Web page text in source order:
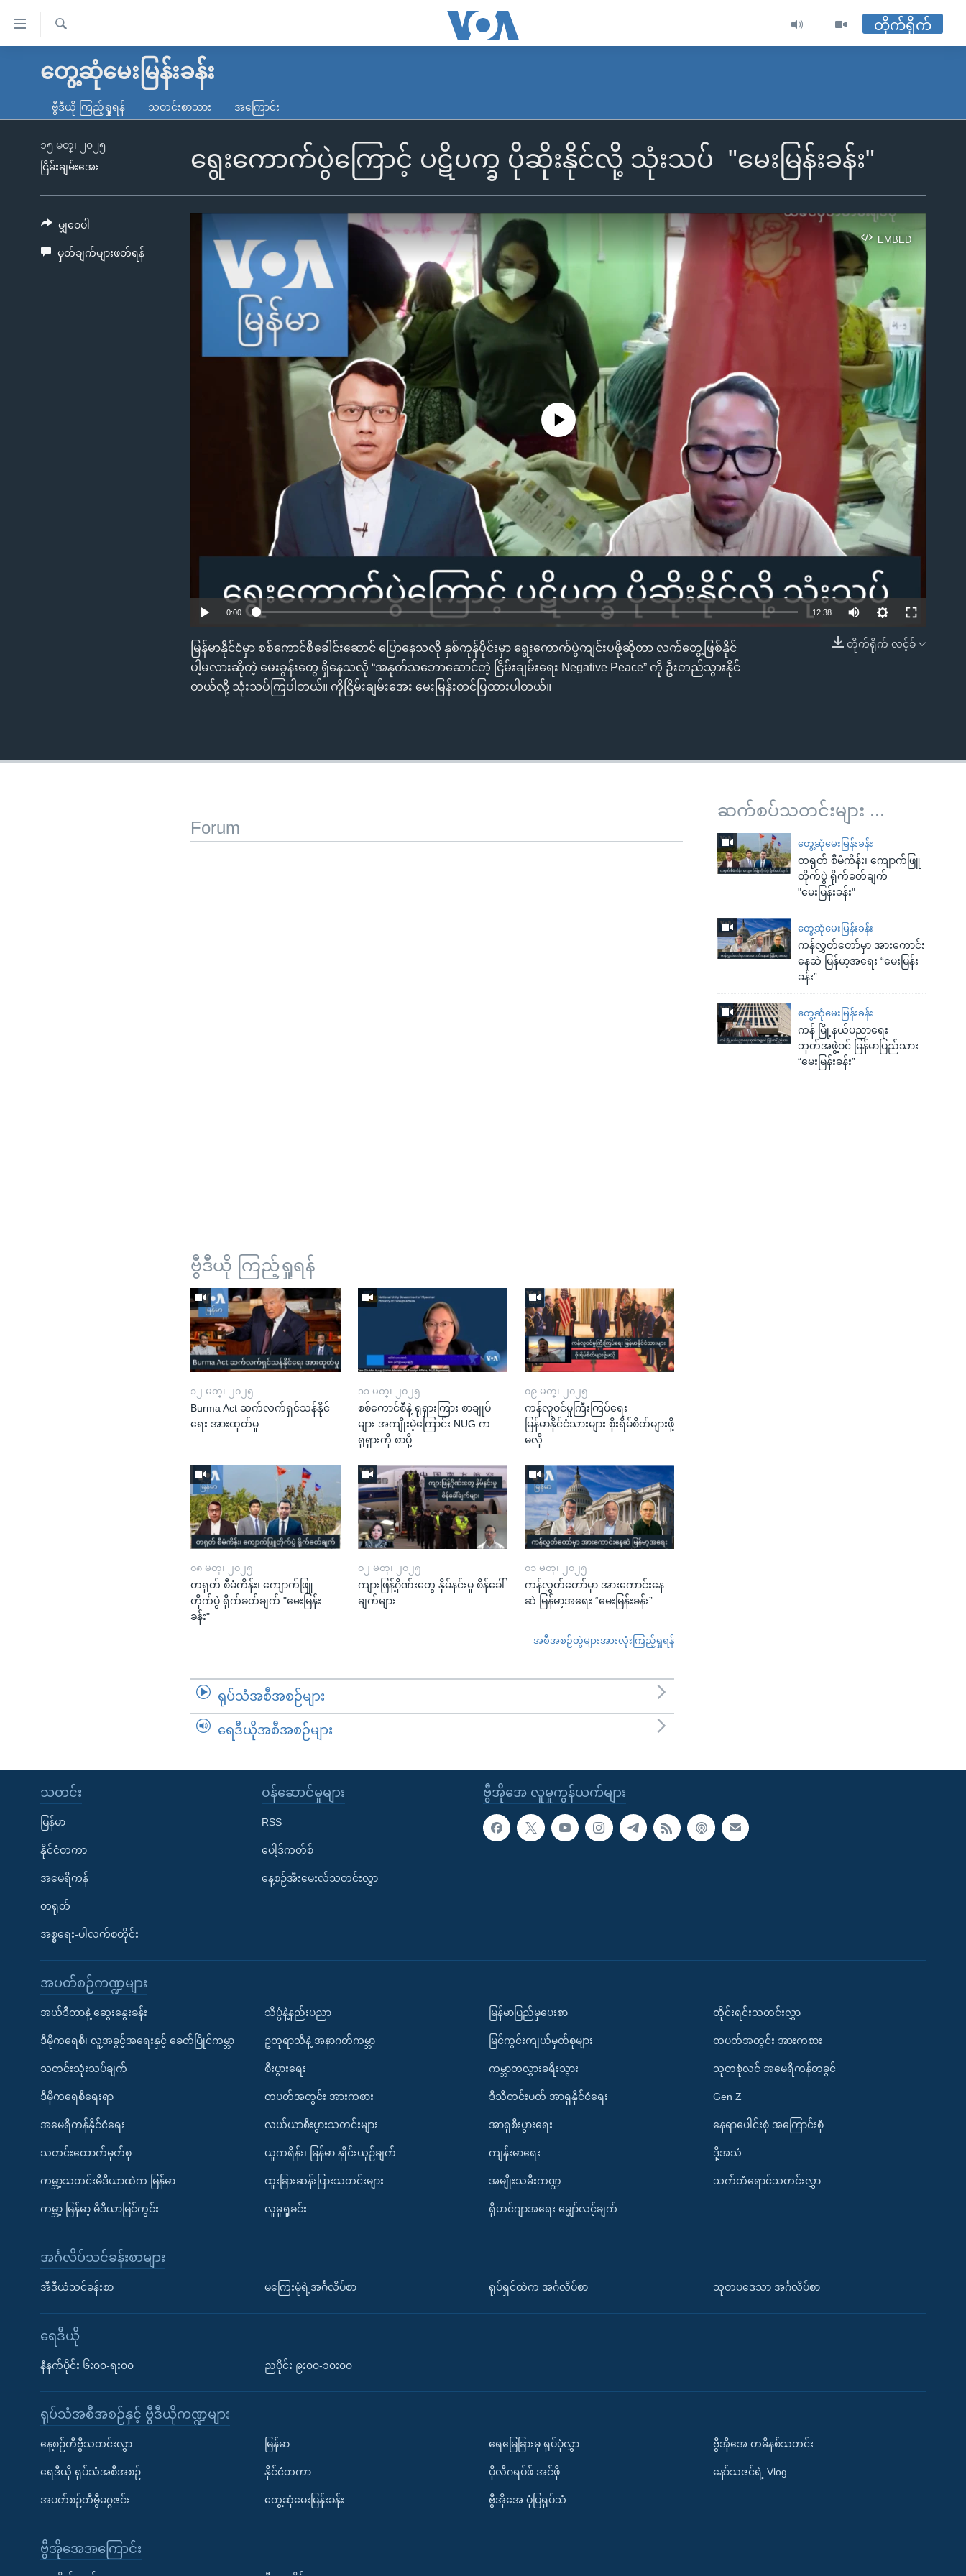
လွယ်ကူ
သည့်
မူလစာမျက်နှာ
ကမ္ဘာ့သတင်းများ
နိုင်ငံတကာ
အမေရိကန်
တရုတ်
အစ္စရေး-ပါလက်စတိုင်း
သတင်းလွတ်လပ်ခွင့်
ရပ်ဝန်းတခု လမ်းတခု အလွန်
အင်္ဂလိပ်စာလေ့လာမယ်
အမေရိကန်သုံးအီဒီယံ
အပတ်စဉ်ကဏ္ဍများ
ရ
တိုက်ရိုက်
တွေ့ဆုံမေးမြန်းခန်း
ဗွီဒီယို ကြည့်ရှုရန် သတင်းစာသား အကြောင်း
ရွေးကောက်ပွဲကြောင့် ပဋိပက္ခ ပိုဆိုးနိုင်လို့ သုံးသပ် "မေးမြန်းခန်း"
၁၅ မတ္၊ ၂၀၂၅
ငြိမ်းချမ်းအေး
EMBED
EMBED
480p
No media source currently available
0:00 12:38
240p
တိုက်ရိုက် လင့်ခ်
မြန်မာနိုင်ငံမှာ စစ်ကောင်စီခေါင်းဆောင် ပြောနေသလို နှစ်ကုန်ပိုင်းမှာ ရွေးကောက်ပွဲကျင်းပဖို့ဆိုတာ လက်တွေ့ဖြစ်နိုင်
ပါ့မလားဆိုတဲ့ မေးခွန်းတွေ ရှိနေသလို “အနုတ်သဘောဆောင်တဲ့ ငြိမ်းချမ်းရေး Negative Peace” ကို ဦးတည်သွားနိုင်
တယ်လို့ သုံးသပ်ကြပါတယ်။ ကိုငြိမ်းချမ်းအေး မေးမြန်းတင်ပြထားပါတယ်။
မျှဝေပါ
မှတ်ချက်များဖတ်ရန်
Forum
ဆက်စပ်သတင်းများ ...
တွေ့ဆုံမေးမြန်းခန်း
တရုတ် စီမံကိန်း၊ ကျောက်ဖြူ
တိုက်ပွဲ ရိုက်ခတ်ချက်
"မေးမြန်းခန်း"
တွေ့ဆုံမေးမြန်းခန်း
ကန်လွှတ်တော်မှာ အားကောင်း
နေဆဲ မြန်မာ့အရေး “မေးမြန်း
ခန်း”
တွေ့ဆုံမေးမြန်းခန်း
ကန် မြို့နယ်ပညာရေး
ဘုတ်အဖွဲ့ဝင် မြန်မာပြည်သား
“မေးမြန်းခန်း”
ဗွီဒီယို ကြည့်ရှုရန်
၁၂ မတ္၊ ၂၀၂၅
Burma Act ဆက်လက်ရှင်သန်နိုင်
ရေး အားထုတ်မှု
၁၁ မတ္၊ ၂၀၂၅
စစ်ကောင်စီနဲ့ ရုရှားကြား စာချုပ်
များ အကျိုးမဲ့ကြောင်း NUG က
ရုရှားကို စာပို့
၀၉ မတ္၊ ၂၀၂၅
ကန်လူဝင်မှုကြီးကြပ်ရေး
မြန်မာနိုင်ငံသားများ စိုးရိမ်စိတ်များဖို့
မလို
၀၈ မတ္၊ ၂၀၂၅
တရုတ် စီမံကိန်း၊ ကျောက်ဖြူ
တိုက်ပွဲ ရိုက်ခတ်ချက် "မေးမြန်း
ခန်း"
၀၂ မတ္၊ ၂၀၂၅
ကျားဖြန့်ဂိုဏ်းတွေ နှိမ်နင်းမှု စိန်ခေါ်
ချက်များ
၀၁ မတ္၊ ၂၀၂၅
ကန်လွှတ်တော်မှာ အားကောင်းနေ
ဆဲ မြန်မာ့အရေး “မေးမြန်းခန်း”
အစီအစဉ်တွဲများအားလုံးကြည့်ရှုရန်
ရုပ်သံအစီအစဉ်များ
ရေဒီယိုအစီအစဉ်များ
ဗွီအိုအေ လူမှုကွန်ယက်များ
သတင်း
မြန်မာ
နိုင်ငံတကာ
အမေရိကန်
တရုတ်
အစ္စရေး-ပါလက်စတိုင်း
၀န်ဆောင်မှုများ
RSS
ပေါ့ဒ်ကတ်စ်
နေ့စဉ်အီးမေးလ်သတင်းလွှာ
အပတ်စဉ်ကဏ္ဍများ
အယ်ဒီတာနဲ့ ဆွေးနွေးခန်း
ဒီမိုကရေစီ၊ လူ့အခွင့်အရေးနှင့် ခေတ်ပြိုင်ကမ္ဘာ
သတင်းသုံးသပ်ချက်
ဒီမိုကရေစီရေးရာ
အမေရိကန်နိုင်ငံရေး
သတင်းထောက်မှတ်စု
ကမ္ဘာ့သတင်းမီဒီယာထဲက မြန်မာ
ကမ္ဘာ့ မြန်မာ့ မီဒီယာမြင်ကွင်း
သိပ္ပံနဲ့နည်းပညာ
ဥတုရာသီနဲ့ အနာဂတ်ကမ္ဘာ
စီးပွားရေး
တပတ်အတွင်း အားကစား
လယ်ယာစီးပွားသတင်းများ
ယူကရိန်း၊ မြန်မာ နှိုင်းယှဉ်ချက်
ထူးခြားဆန်းပြားသတင်းများ
လူမှုရှုခင်း
မြန်မာပြည်မှပေးစာ
မြင်ကွင်းကျယ်မှတ်စုများ
ကမ္ဘာတလွှားခရီးသွား
ဒီသီတင်းပတ် အာရှနိုင်ငံရေး
အာရှစီးပွားရေး
ကျန်းမာရေး
အမျိုးသမီးကဏ္ဍ
ရိုဟင်ဂျာအရေး မျှော်လင့်ချက်
တိုင်းရင်းသတင်းလွှာ
တပတ်အတွင်း အားကစား
သုတစုံလင် အမေရိကန်တခွင်
Gen Z
နေရာပေါင်းစုံ အကြောင်းစုံ
ဒို့အသံ
သက်တံရောင်သတင်းလွှာ
အင်္ဂလိပ်သင်ခန်းစာများ
အီဒီယံသင်ခန်းစာ မကြေးမုံရဲ့အင်္ဂလိပ်စာ ရုပ်ရှင်ထဲက အင်္ဂလိပ်စာ သုတပဒေသာ အင်္ဂလိပ်စာ
ရေဒီယို
နံနက်ပိုင်း ၆း၀၀-ရး၀၀ ညပိုင်း ၉း၀၀-၁၀း၀၀
ရုပ်သံအစီအစဉ်နှင့် ဗွီဒီယိုကဏ္ဍများ
နေ့စဉ်တီဗွီသတင်းလွှာ
ရေဒီယို ရုပ်သံအစီအစဉ်
အပတ်စဉ်တီဗွီမဂ္ဂဇင်း
မြန်မာ
နိုင်ငံတကာ
တွေ့ဆုံမေးမြန်းခန်း
ရေမြေခြားမှ ရုပ်ပုံလွှာ
ပိုလီဂရပ်ဖ်.အင်ဖို
ဗွီအိုအေ ပုံပြရုပ်သံ
ဗွီအိုအေ တမိနစ်သတင်း
နော်သဇင်ရဲ့ Vlog
ဗွီအိုအေအကြောင်း